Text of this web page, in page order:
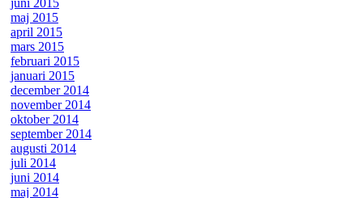
maj 2015
april 2015
mars 2015
februari 2015
januari 2015
december 2014
november 2014
oktober 2014
september 2014
augusti 2014
juli 2014
juni 2014
maj 2014